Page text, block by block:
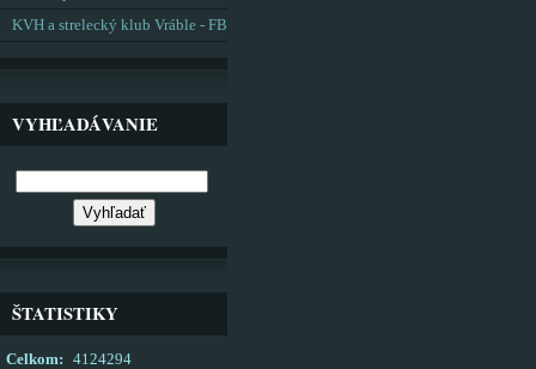
KVH a strelecký klub Vráble - FB
VYHĽADÁVANIE
ŠTATISTIKY
Celkom:
4124294